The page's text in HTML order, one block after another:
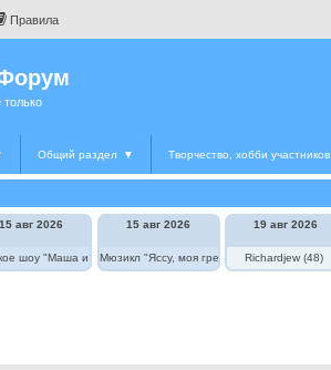
Правила
Общий раздел ▼ Творчество, хобби участников
15 авг 2026
шоу "Маша и Медведь в цирке"
15 авг 2026
Мюзикл "Яссу, моя греческая любовь"
19 авг 2026
Richardjew (48)